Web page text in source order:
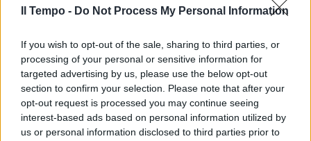
Il Tempo - Do Not Process My Personal Information
If you wish to opt-out of the sale, sharing to third parties, or
processing of your personal or sensitive information for
targeted advertising by us, please use the below opt-out
section to confirm your selection. Please note that after your
opt-out request is processed you may continue seeing
interest-based ads based on personal information utilized by
us or personal information disclosed to third parties prior to